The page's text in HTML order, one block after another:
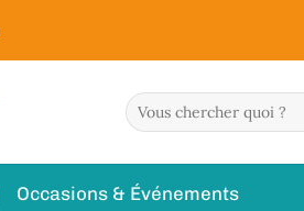
Occasions & Événements